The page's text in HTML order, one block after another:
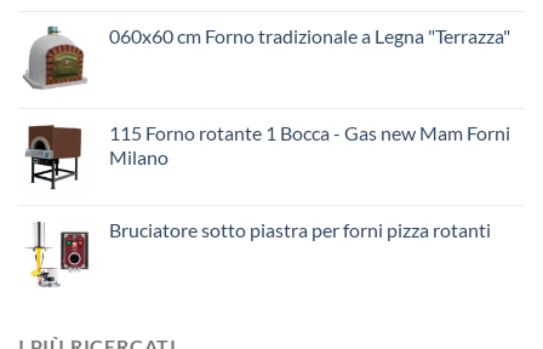
060x60 cm Forno tradizionale a Legna "Terrazza"
115 Forno rotante 1 Bocca - Gas new Mam Forni
Milano
Bruciatore sotto piastra per forni pizza rotanti